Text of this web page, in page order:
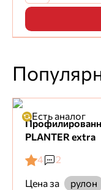
Есть аналог
PLANTER extra
4
2
Цена за
рулон